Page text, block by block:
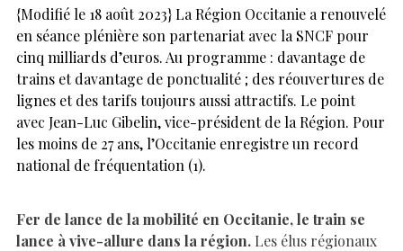
{Modifié le 18 août 2023} La Région Occitanie a renouvelé
en séance plénière son partenariat avec la SNCF pour
cinq milliards d’euros. Au programme : davantage de
trains et davantage de ponctualité ; des réouvertures de
lignes et des tarifs toujours aussi attractifs. Le point
avec Jean-Luc Gibelin, vice-président de la Région. Pour
les moins de 27 ans, l’Occitanie enregistre un record
national de fréquentation (1).
Fer de lance de la mobilité en Occitanie, le train se
lance à vive-allure dans la région. Les élus régionaux